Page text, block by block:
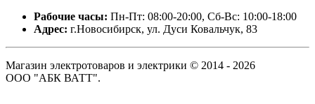
Рабочие часы: Пн-Пт: 08:00-20:00, Сб-Вс: 10:00-18:00
Адрес: г.Новосибирск, ул. Дуси Ковальчук, 83
Магазин электротоваров и электрики © 2014 - 2026
ООО "АБК ВАТТ".